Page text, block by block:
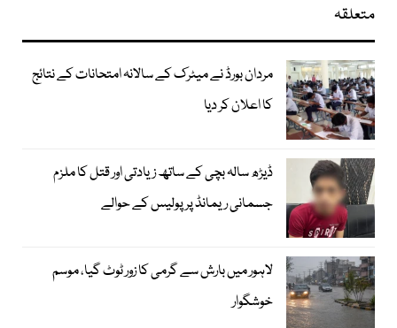
متعلقہ
مردان بورڈ نے میٹرک کے سالانہ امتحانات کے نتائج
کا اعلان کر دیا
ڈیڑھ سالہ بچی کے ساتھ زیادتی اور قتل کا ملزم
جسمانی ریمانڈ پر پولیس کے حوالے
لاہور میں بارش سے گرمی کا زور ٹوٹ گیا، موسم
خوشگوار